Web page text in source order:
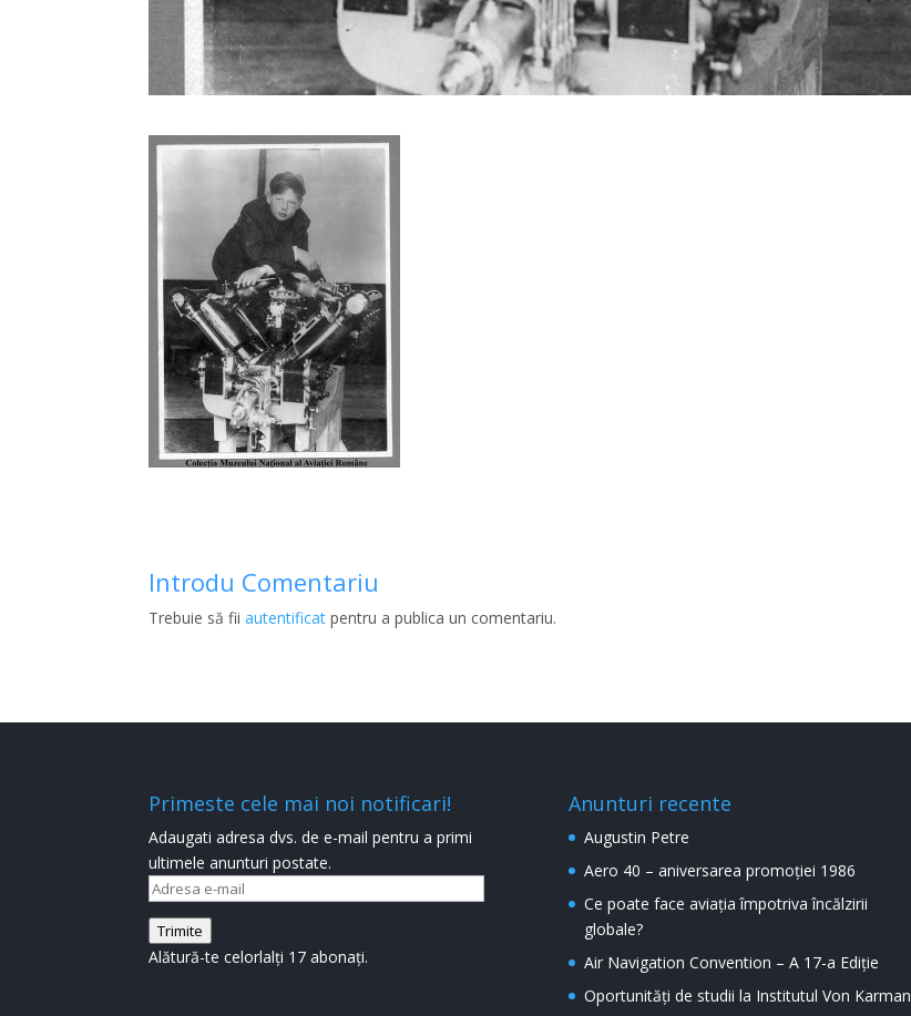
Introdu Comentariu
Trebuie să fiiautentificat pentru a publica un comentariu.
Primeste cele mai noi notificari!
Adaugati adresa dvs. de e-mail pentru a primi
ultimele anunturi postate.
Adresa
e-
mail
Trimite
Alătură-te celorlalți 17 abonați.
Anunturi recente
Augustin Petre
Aero 40 – aniversarea promoției 1986
Ce poate face aviația împotriva încălzirii
globale?
Air Navigation Convention – A 17-a Ediție
Oportunități de studii la Institutul Von Karman